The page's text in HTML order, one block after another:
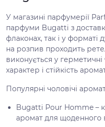
У магазині парфумерії
парфуми Bugatti з
флаконах, так і у
на розпив проходить
виконується у
характер і стійкість
Популярні чоловічі
Bugatti Pour Homme –
аромат для щоденного